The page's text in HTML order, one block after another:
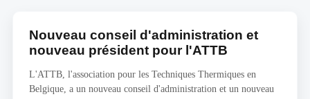
Nouveau conseil d'administration et
nouveau président pour l'ATTB
L'ATTB, l'association pour les Techniques Thermiques en
Belgique, a un nouveau conseil d'administration et un nouveau